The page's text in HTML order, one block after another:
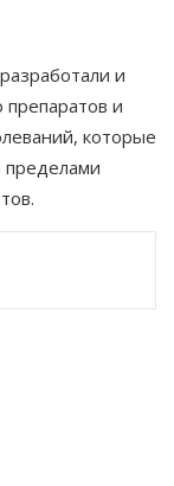
и
и
которые
пределами